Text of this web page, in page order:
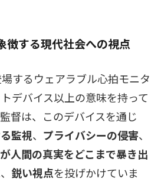
徴する現代社会への視点
場するウェアラブル心拍モニタ
デバイス以上の意味を持って
督は、このデバイスを通じ
監視、 プライバシーの侵害、
人間の真実をどこまで暴き出
鋭い視点を投げかけていま